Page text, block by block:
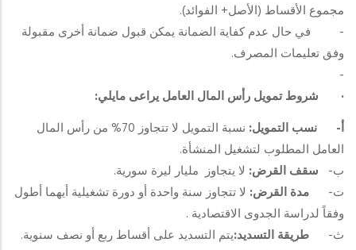
مجموع الأقساط (الأصل+ الفوائد).
- في حال عدم كفاية الضمانة يمكن قبول ضمانة أخرى مقبولة
وفق تعليمات المصرف.
-
· شروط تمويل رأس المال العامل يراعى مايلي:
أ‌- نسب التمويل:
نسبة التمويل لا تتجاوز 70% من رأس المال
العامل المطلوب لتشغيل المنشأة.
ب‌- سقف القرض: لا يتجاوز مليار ليرة سورية.
ت‌- مدة القرض: لا تتجاوز سنة واحدة أو دورة تشغيلية أيهما أطول
وفقاً لدراسة الجدوى الاقتصادية .
ث‌- طريقة التسديد:يتم التسديد على أقساط ربع أو نصف سنوية.